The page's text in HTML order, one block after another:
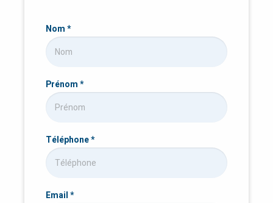
Nom*
Prénom*
Téléphone*
Email*